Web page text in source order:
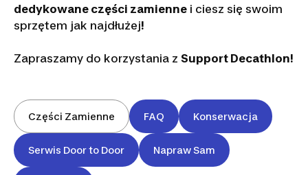
dedykowane części zamienne i ciesz się swoim
sprzętem jak najdłużej!
Zapraszamy do korzystania z Support Decathlon!
Części Zamienne FAQ Konserwacja
Serwis Door to Door Napraw Sam